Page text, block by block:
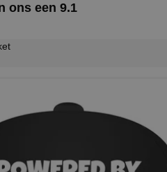
ons een9.1